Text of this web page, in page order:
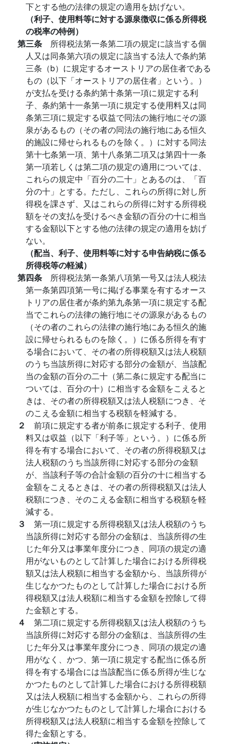
下とする他の法律の規定の適用を妨げない。
（利子、使用料等に対する源泉徴収に係る所得税
の税率の特例）
第三条 所得税法第一条第二項の規定に該当する個
人又は同条第六項の規定に該当する法人で条約第
三条（b）に規定するオーストリアの居住者である
もの（以下「オーストリアの居住者」という。）
が支払を受ける条約第十条第一項に規定する利
子、条約第十一条第一項に規定する使用料又は同
条第三項に規定する収益で同法の施行地にその源
泉があるもの（その者の同法の施行地にある恒久
的施設に帰せられるものを除く。）に対する同法
第十七条第一項、第十八条第二項又は第四十一条
第一項若しくは第二項の規定の適用については、
これらの規定中「百分の二十」とあるのは、「百
分の十」とする。ただし、これらの所得に対し所
得税を課さず、又はこれらの所得に対する所得税
額をその支払を受けるべき金額の百分の十に相当
する金額以下とする他の法律の規定の適用を妨げ
ない。
（配当、利子、使用料等に対する申告納税に係る
所得税等の軽減）
第四条 所得税法第一条第八項第一号又は法人税法
第一条第四項第一号に掲げる事業を有するオース
トリアの居住者が条約第九条第一項に規定する配
当でこれらの法律の施行地にその源泉があるもの
（その者のこれらの法律の施行地にある恒久的施
設に帰せられるものを除く。）に係る所得を有す
る場合において、その者の所得税額又は法人税額
のうち当該所得に対応する部分の金額が、当該配
当の金額の百分の二十（第二条に規定する配当に
ついては、百分の十）に相当する金額をこえると
きは、その者の所得税額又は法人税額につき、そ
のこえる金額に相当する税額を軽減する。
２ 前項に規定する者が前条に規定する利子、使用
料又は収益（以下「利子等」という。）に係る所
得を有する場合において、その者の所得税額又は
法人税額のうち当該所得に対応する部分の金額
が、当該利子等の合計金額の百分の十に相当する
金額をこえるときは、その者の所得税額又は法人
税額につき、そのこえる金額に相当する税額を軽
減する。
３ 第一項に規定する所得税額又は法人税額のうち
当該所得に対応する部分の金額は、当該所得の生
じた年分又は事業年度分につき、同項の規定の適
用がないものとして計算した場合における所得税
額又は法人税額に相当する金額から、当該所得が
生じなかつたものとして計算した場合における所
得税額又は法人税額に相当する金額を控除して得
た金額とする。
４ 第二項に規定する所得税額又は法人税額のうち
当該所得に対応する部分の金額は、当該所得の生
じた年分又は事業年度分につき、同項の規定の適
用がなく、かつ、第一項に規定する配当に係る所
得を有する場合には当該配当に係る所得が生じな
かつたものとして計算した場合における所得税額
又は法人税額に相当する金額から、これらの所得
が生じなかつたものとして計算した場合における
所得税額又は法人税額に相当する金額を控除して
得た金額とする。